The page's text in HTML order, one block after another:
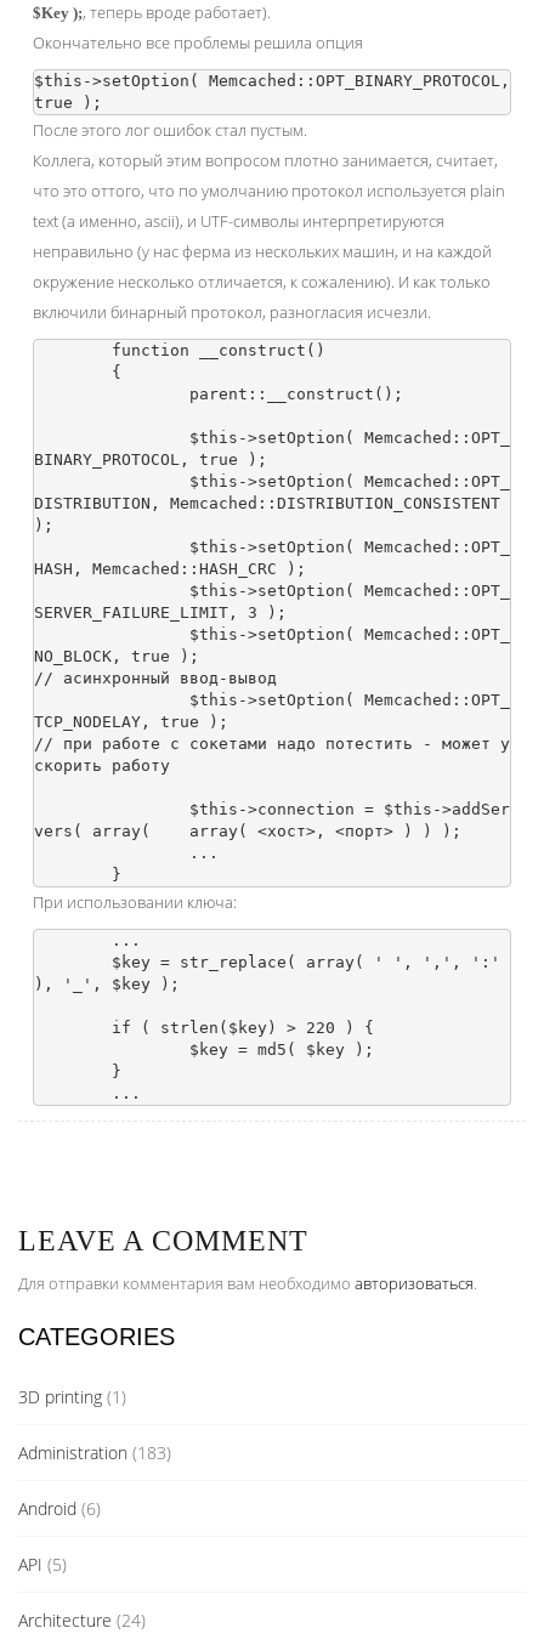
$Key );, теперь вроде работает).
Окончательно все проблемы решила опция
$this->setOption( Memcached::OPT_BINARY_PROTOCOL,
После этого лог ошибок стал пустым.
Коллега, который этим вопросом плотно занимается, считает,
что это оттого, что по умолчанию протокол используется plain
text (а именно, ascii), и UTF-символы интерпретируются
неправильно (у нас ферма из нескольких машин, и на каждой
окружение несколько отличается, к сожалению). И как только
включили бинарный протокол, разногласия исчезли.
BINARY_PROTOCOL, true );
DISTRIBUTION, Memcached::DISTRIBUTION_CONSISTENT
);
HASH, Memcached::HASH_CRC );
SERVER_FAILURE_LIMIT, 3 );
NO_BLOCK, true );
// асинхронный ввод-вывод
TCP_NODELAY, true );
// при работе с сокетами надо потестить - может у
скорить работу
vers( array(	array( <хост>, <порт> ) ) );
При использовании ключа:
), '_', $key );
LEAVE A COMMENT
Для отправки комментария вам необходимо авторизоваться.
CATEGORIES
3D printing (1)
Administration (183)
Android (6)
API (5)
Architecture (24)